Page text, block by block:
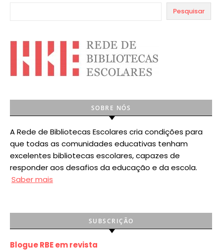
Pesquisar
SOBRE NÓS
A Rede de Bibliotecas Escolares cria condições para
que todas as comunidades educativas tenham
excelentes bibliotecas escolares, capazes de
responder aos desafios da educação e da escola.
Saber mais
SUBSCRIÇÃO
Blogue RBE em revista